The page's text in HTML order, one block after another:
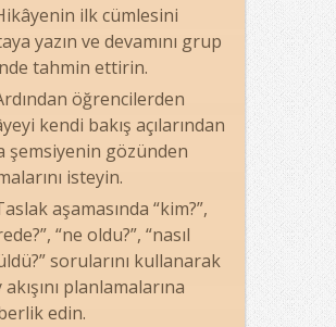
ilk cümlesini
yazın ve devamını grup
tahmin ettirin.
öğrencilerden
kendi bakış açılarından
şemsiyenin gözünden
isteyin.
aşamasında “kim?”,
“ne oldu?”, “nasıl
sorularını kullanarak
planlamalarına
edin.